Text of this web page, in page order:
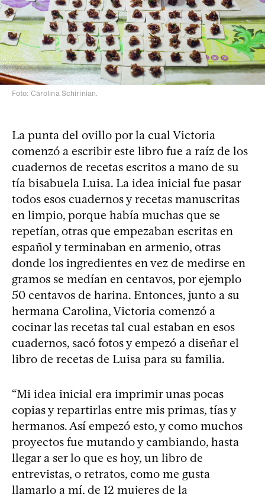
Foto: Carolina Schirinian.
La punta del ovillo por la cual Victoria
comenzó a escribir este libro fue a raíz de los
cuadernos de recetas escritos a mano de su
tía bisabuela Luisa. La idea inicial fue pasar
todos esos cuadernos y recetas manuscritas
en limpio, porque había muchas que se
repetían, otras que empezaban escritas en
español y terminaban en armenio, otras
donde los ingredientes en vez de medirse en
gramos se medían en centavos, por ejemplo
50 centavos de harina. Entonces, junto a su
hermana Carolina, Victoria comenzó a
cocinar las recetas tal cual estaban en esos
cuadernos, sacó fotos y empezó a diseñar el
libro de recetas de Luisa para su familia.
“Mi idea inicial era imprimir unas pocas
copias y repartirlas entre mis primas, tías y
hermanos. Así empezó esto, y como muchos
proyectos fue mutando y cambiando, hasta
llegar a ser lo que es hoy, un libro de
entrevistas, o retratos, como me gusta
llamarlo a mí, de 12 mujeres de la